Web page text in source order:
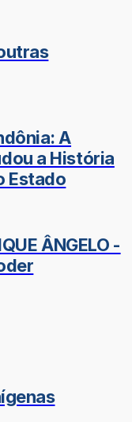
A
a História
Estado
ÂNGELO -